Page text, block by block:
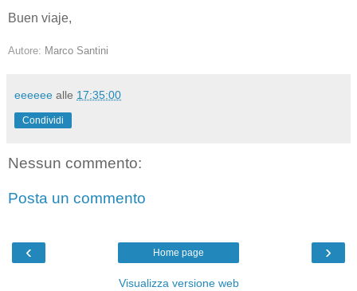
Buen viaje,
Autore: Marco Santini
eeeeee alle 17:35:00
Condividi
Nessun commento:
Posta un commento
‹ ›
Home page
Visualizza versione web